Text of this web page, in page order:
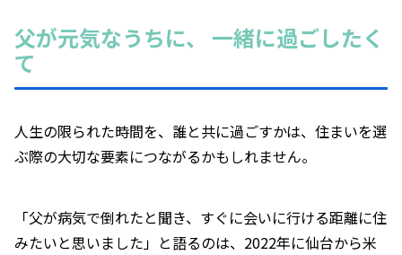
父が元気なうちに、 一緒に過ごしたく
て
人生の限られた時間を、誰と共に過ごすかは、住まいを選
ぶ際の大切な要素につながるかもしれません。
「父が病気で倒れたと聞き、すぐに会いに行ける距離に住
みたいと思いました」と語るのは、2022年に仙台から米